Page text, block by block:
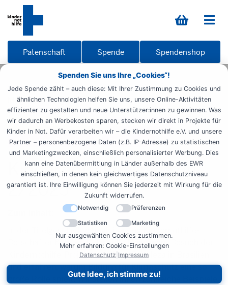
Spenden Sie uns Ihre „Cookies“!
Jede Spende zählt – auch diese: Mit Ihrer Zustimmung zu Cookies und
ähnlichen Technologien helfen Sie uns, unsere Online-Aktivitäten
effizienter zu gestalten und neue Unterstützer:innen zu gewinnen. Was
wir dadurch an Werbekosten sparen, stecken wir direkt in Projekte für
Kinder in Not. Dafür verarbeiten wir – die Kindernothilfe e.V. und unsere
Partner – personenbezogene Daten (z.B. IP-Adresse) zu statistischen
und Marketingzwecken, einschließlich personalisierter Werbung. Dies
kann eine Datenübermittlung in Länder außerhalb des EWR
einschließen, in denen kein gleichwertiges Datenschutzniveau
garantiert ist. Ihre Einwilligung können Sie jederzeit mit Wirkung für die
Zukunft widerrufen.
Notwendig Präferenzen
Statistiken Marketing
Nur ausgewählten Cookies zustimmen.
Mehr erfahren: Cookie-Einstellungen
Datenschutz Impressum
Gute Idee, ich stimme zu!
Patenschaft Spende Spendenshop
Startseite Informieren Materialien
Übersicht
Magazin
Magazin 25-2
Kindernothilfe-Magazin
Ehrenamtliche
Kirche und Gemeinde
Spendende
Kindernothilfe-Magazin
2/2025
In der Titelgeschichte begleiten Sie Kindernothilfe-
Botschafter Karsten Schwanke bei seinem Besuch der
Kindernothilfe-Projekte rund um Fortaleza in Brasilien
und erfahren, warum Bildung für Klimaschutz eine so
große Rolle spielt. Wir stellen Ihnen zahlreiche Beispiele